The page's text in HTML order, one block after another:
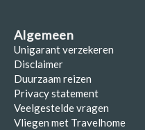
Algemeen
Unigarant verzekeren
Disclaimer
Duurzaam reizen
Privacy statement
Veelgestelde vragen
Vliegen met Travelhome